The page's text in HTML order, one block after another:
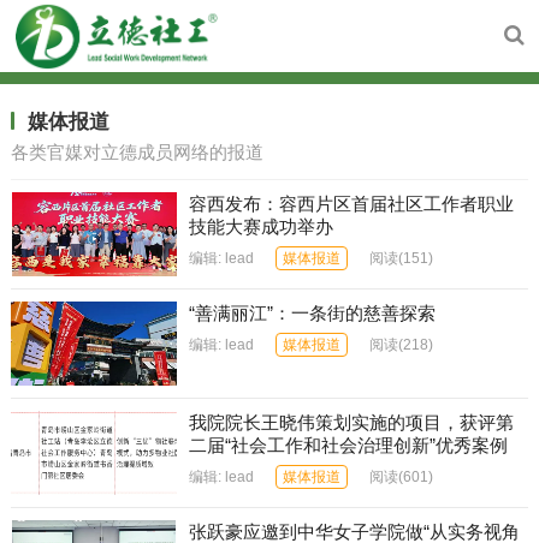
媒体报道
各类官媒对立德成员网络的报道
容西发布：容西片区首届社区工作者职业
技能大赛成功举办
编辑:lead 媒体报道 阅读(151)
“善满丽江”：一条街的慈善探索
编辑:lead 媒体报道 阅读(218)
我院院长王晓伟策划实施的项目，获评第
二届“社会工作和社会治理创新”优秀案例
编辑:lead 媒体报道 阅读(601)
张跃豪应邀到中华女子学院做“从实务视角